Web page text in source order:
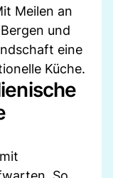
Meilen an
und
eine
Küche.